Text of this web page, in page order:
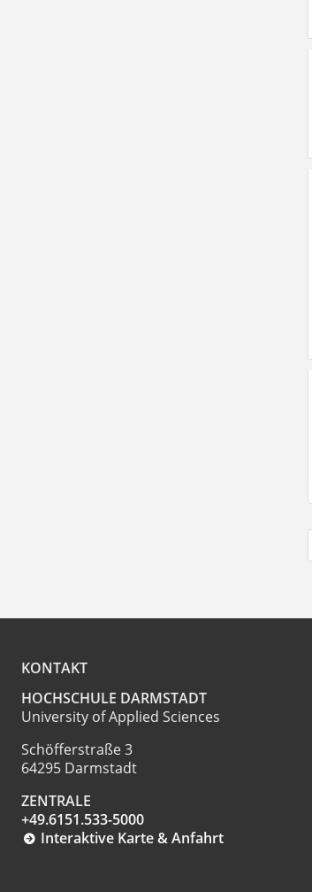
KONTAKT
HOCHSCHULE DARMSTADT
University of Applied Sciences
Schöfferstraße 3
64295 Darmstadt
ZENTRALE
+49.6151.533-5000
Interaktive Karte & Anfahrt